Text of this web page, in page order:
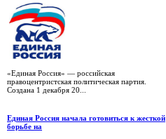
«Единая Россия» — российская
правоцентристская политическая партия.
Создана 1 декабря 20...
Единая Россия начала готовиться к жесткой
борьбе на